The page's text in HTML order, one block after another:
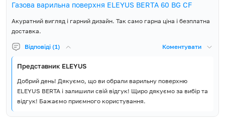
Комплект постачання
Варильна поверхня,
Керівництво з експлуатації
Газова варильна поверхня ELEYUS BERTA 60 BG CF
Акуратний вигляд і гарний дизайн. Так само гарна ціна і безплатна
доставка.
Відповіді (1) Коментувати
Представник ELEYUS
Добрий день! Дякуємо, що ви обрали варильну поверхню
ELEYUS BERTA і залишили свій відгук! Щиро дякуємо за вибір та
відгук! Бажаємо приємного користування.